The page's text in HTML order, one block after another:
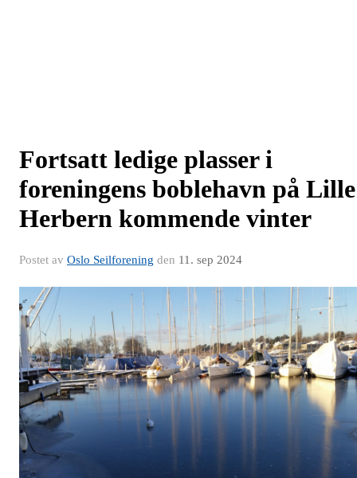
Fortsatt ledige plasser i
foreningens boblehavn på Lille
Herbern kommende vinter
Postet av Oslo Seilforening den 11. sep 2024